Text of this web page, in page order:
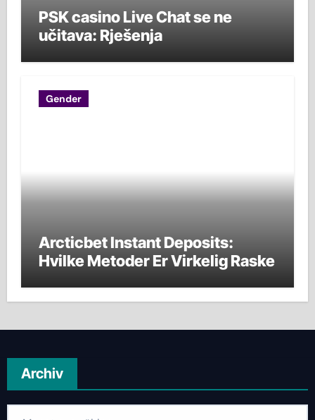
PSK casino Live Chat se ne
učitava: Rješenja
Gender
Arcticbet Instant Deposits:
Hvilke Metoder Er Virkelig Raske
Archiv